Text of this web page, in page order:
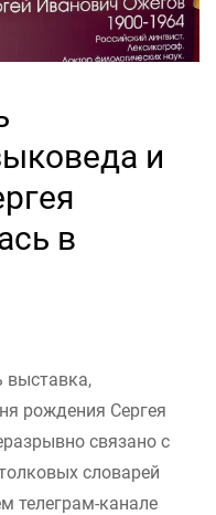
и
в
выставка,
рождения Сергея
связано с
словарей
телеграм-канале